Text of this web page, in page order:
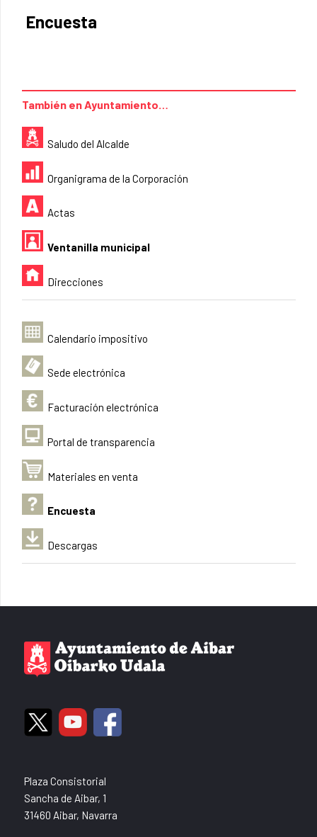
Encuesta
También en Ayuntamiento…
Saludo del Alcalde
Organigrama de la Corporación
Actas
Ventanilla municipal
Direcciones
Calendario impositivo
Sede electrónica
Facturación electrónica
Portal de transparencia
Materiales en venta
Encuesta
Descargas
Plaza Consistorial
Sancha de Aibar, 1
31460 Aibar, Navarra